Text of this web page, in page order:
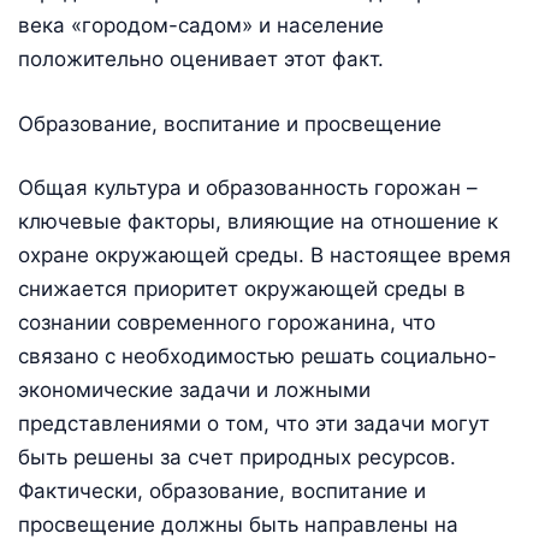
века «городом-садом» и население
положительно оценивает этот факт.
Образование, воспитание и просвещение
Общая культура и образованность горожан –
ключевые факторы, влияющие на отношение к
охране окружающей среды. В настоящее время
снижается приоритет окружающей среды в
сознании современного горожанина, что
связано с необходимостью решать социально-
экономические задачи и ложными
представлениями о том, что эти задачи могут
быть решены за счет природных ресурсов.
Фактически, образование, воспитание и
просвещение должны быть направлены на